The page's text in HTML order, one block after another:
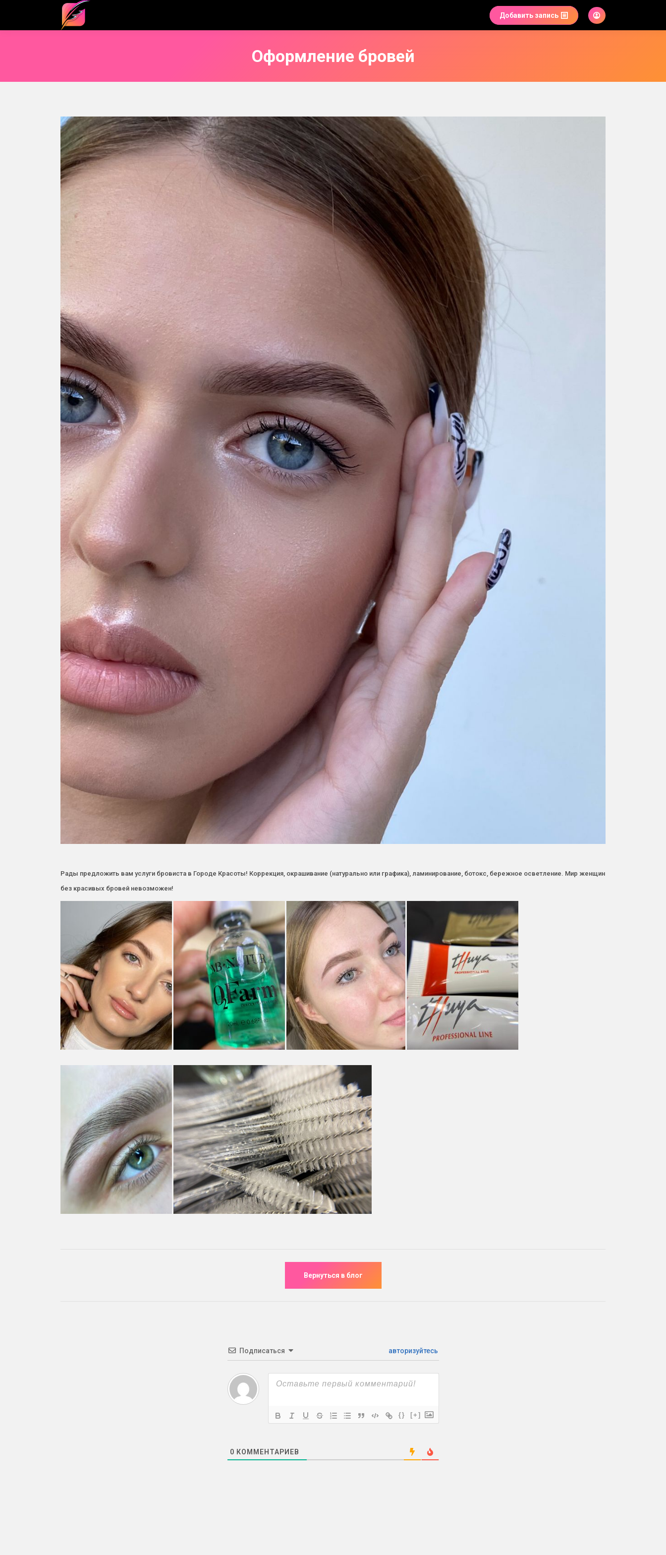
Добавить запись
Оформление бровей
Рады предложить вам услуги бровиста в Городе Красоты! Коррекция, окрашивание (натурально или графика), ламинирование, ботокс, бережное осветление. Мир женщин
без красивых бровей невозможен!
Подписаться авторизуйтесь
{} [+]
0 КОММЕНТАРИЕВ